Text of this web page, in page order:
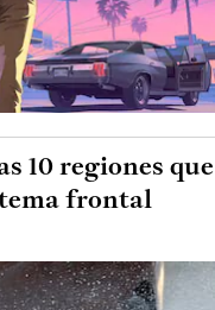
10 regiones que
frontal